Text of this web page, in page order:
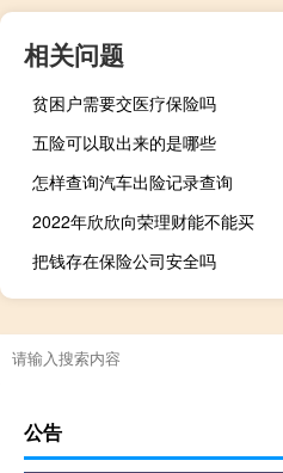
相关问题
贫困户需要交医疗保险吗
五险可以取出来的是哪些
怎样查询汽车出险记录查询
2022年欣欣向荣理财能不能买
把钱存在保险公司安全吗
公告